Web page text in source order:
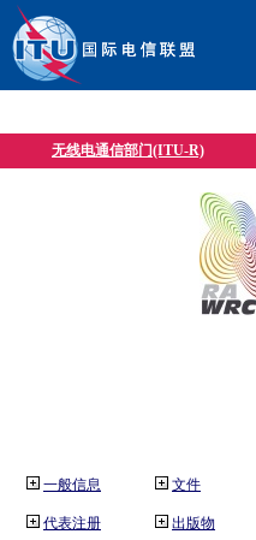
无线电通信部门(ITU-R)
一般信息
代表注册
文件
出版物